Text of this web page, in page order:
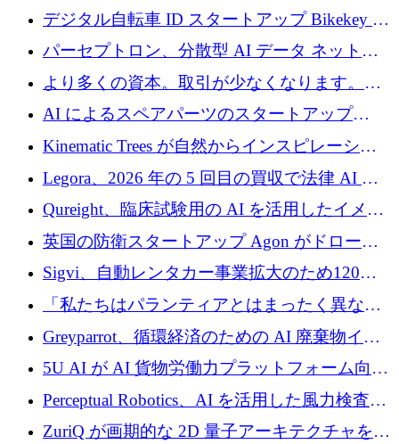
規模拡大を支援するために11億ユーロのファ
ンドVIを閉鎖
デジタル自転車 ID スタートアップ Bikekey が
TÖNNJES への投資を確保
パーセプトロン、分散型 AI データ ネットワ
ークの構築に 650 万ドルを調達
より多くの資本。取引が少なくなります。
2026 年上半期がヨーロッパのテクノロジーに
ついて語ること
AI によるスペアパーツのスタートアップ
Intropy が 1,100 万ドルを調達
Kinematic Trees が自然からインスピレーショ
ンを得たロボット ソフトウェアを拡張するた
めに 58 万 5,000 ポンドを調達
Legora、2026 年の 5 回目の買収で法律 AI ス
タートアップ Wexler を買収
Qureight、臨床試験用の AI を活用したイメー
ジング プラットフォームを拡張するためにシ
リーズ B で 2,000 万ドルを確保
英国の防衛スタートアップ Agon がドローン
攻撃に対抗する仮想戦場を構築、3,000 万ドル
を調達
Sigvi、自動レンタカー事業拡大のため120万
ユーロを調達
「私たちはパランティアとはまったく異なる
会社です」とフランス人の「控えめな」後任
者は言う
Greyparrot、循環経済のための AI 廃棄物イン
テリジェンスを拡張するためにシリーズ B で
2,700 万ドルを確保
5U AI が AI 貨物労働力プラットフォーム向け
に 320 万ドルのプレシードを獲得
Perceptual Robotics、AI を活用した風力検査の
規模拡大に向けて 400 万ポンド以上を確保
ZuriQ が画期的な 2D 量子アーキテクチャを拡